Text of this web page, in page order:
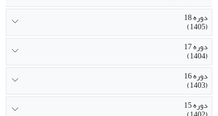
دوره 18
(1405)
دوره 17
(1404)
دوره 16
(1403)
دوره 15